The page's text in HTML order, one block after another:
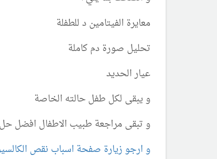
معايرة الفيتامين د للطفلة
تحليل صورة دم كاملة
عيار الحديد
و يبقى لكل طفل حالته الخاصة
و تبقى مراجعة طبيب الاطفال افضل حل
و ارجو زيارة صفحة اسباب نقص